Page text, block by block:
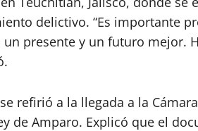
delictivo. “Es importante
presente y un futuro mejor.
refirió a la llegada a la
de Amparo. Explicó que el